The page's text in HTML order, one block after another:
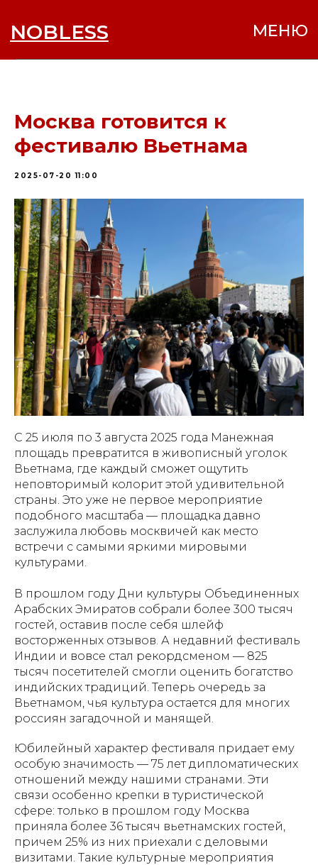
NOBLESS
Москва готовится к
фестивалю Вьетнама
2025-07-20 11:00
С 25 июля по 3 августа 2025 года Манежная
площадь превратится в живописный уголок
Вьетнама, где каждый сможет ощутить
неповторимый колорит этой удивительной
страны. Это уже не первое мероприятие
подобного масштаба — площадка давно
заслужила любовь москвичей как место
встречи с самыми яркими мировыми
культурами.
В прошлом году Дни культуры Объединенных
Арабских Эмиратов собрали более 300 тысяч
гостей, оставив после себя шлейф
восторженных отзывов. А недавний фестиваль
Индии и вовсе стал рекордсменом — 825
тысяч посетителей смогли оценить богатство
индийских традиций. Теперь очередь за
Вьетнамом, чья культура остается для многих
россиян загадочной и манящей.
Юбилейный характер фестиваля придает ему
особую значимость — 75 лет дипломатических
отношений между нашими странами. Эти
связи особенно крепки в туристической
сфере: только в прошлом году Москва
приняла более 36 тысяч вьетнамских гостей,
причем 25% из них приехали с деловыми
визитами. Такие культурные мероприятия